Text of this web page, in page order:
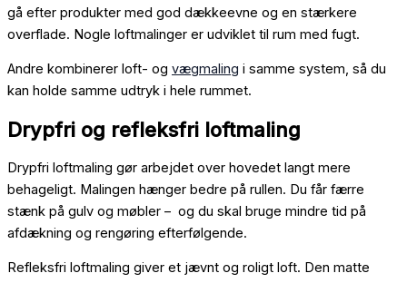
gå efter produkter med god dækkeevne og en stærkere
overflade. Nogle loftmalinger er udviklet til rum med fugt.
Andre kombinerer loft- og vægmaling i samme system, så du
kan holde samme udtryk i hele rummet.
Drypfri og refleksfri loftmaling
Drypfri loftmaling gør arbejdet over hovedet langt mere
behageligt. Malingen hænger bedre på rullen. Du får færre
stænk på gulv og møbler – og du skal bruge mindre tid på
afdækning og rengøring efterfølgende.
Refleksfri loftmaling giver et jævnt og roligt loft. Den matte